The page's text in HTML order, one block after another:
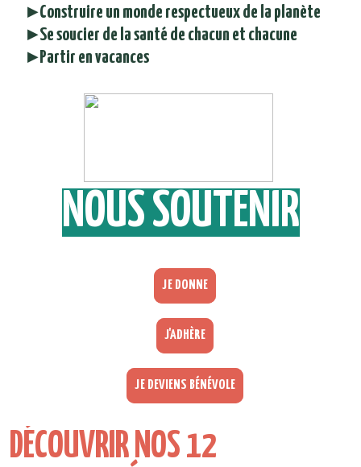
▸ Construire un monde respectueux de la planète
▸ Se soucier de la santé de chacun et chacune
▸ Partir en vacances
NOUS SOUTENIR
JE DONNE
J'ADHÈRE
JE DEVIENS BÉNÉVOLE
DÉCOUVRIR NOS 12